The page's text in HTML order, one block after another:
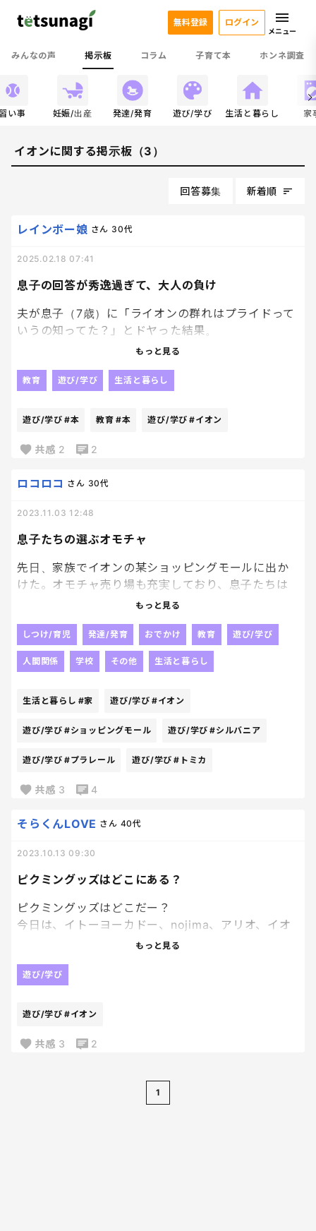
みんなの声 掲示板 コラム 子育て本 ホンネ調査
無料登録 ログイン
メニュー
い事 妊娠/出産 発達/発育 遊び/学び 生活と暮らし 家
イオンに関する掲示板（3）
回答募集 新着順
息子の回答が秀逸過ぎて、大人の負け
レインボー娘 さん 30代
2025.02.18 07:41
夫が息子（7歳）に「ライオンの群れはプライドって
いうの知ってた？」とドヤった結果。
みに猿はトゥループで軍隊の意味、カラスはマーダ
だ、熊は基本的には集団行動をとらないから群れっ
もっと見る
教育 遊び/学び 生活と暮らし
遊び/学び #本 教育 #本 遊び/学び #イオン
共感 2 2
息子たちの選ぶオモチャ
ロコロコ さん 30代
2023.11.03 12:48
先日、家族でイオンの某ショッピングモールに出か
けた。オモチャ売り場も充実しており、息子たちは
何に興味があるのかな？と思って見ていたら、まさ
は世代的にも小さい時はプラレールやトミカが好き
だったせいか、少し驚いてしまった。しかし、男の
子だからこのオモチャが好きとか、そんな考えはは
ろいろ気にすることなく、興味のあるものを突き詰
もっと見る
しつけ/育児 発達/発育 おでかけ 教育 遊び/学び
人間関係 学校 その他 生活と暮らし
生活と暮らし #家 遊び/学び #イオン
遊び/学び #ショッピングモール 遊び/学び #シルバニア
遊び/学び #プラレール 遊び/学び #トミカ
共感 3 4
ピクミングッズはどこにある？
そらくんLOVE さん 40代
2023.10.13 09:30
ピクミングッズはどこだー？
今日は、イトーヨーカドー、nojima、アリオ、イオ
ンをはしごしても、ピクミンいないし、
ピクミンいないし、売り切れてるし、
もっと見る
遊び/学び
遊び/学び #イオン
共感 3 2
1